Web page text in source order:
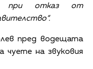
при отказ от
пред водещата
чуете на звуковия